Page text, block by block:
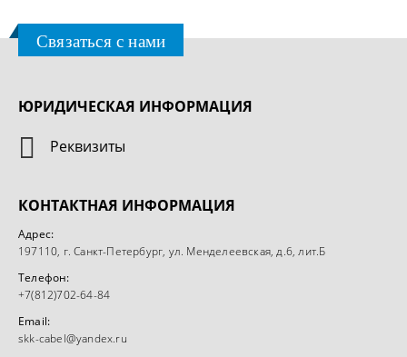
Связаться с нами
ЮРИДИЧЕСКАЯ ИНФОРМАЦИЯ
Реквизиты
КОНТАКТНАЯ ИНФОРМАЦИЯ
Адрес:
197110, г. Санкт-Петербург, ул. Менделеевская, д.6, лит.Б
Телефон:
+7(812)702-64-84
Email:
skk-cabel@yandex.ru